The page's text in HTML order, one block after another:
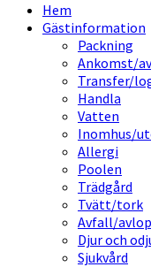
Hem
Gästinformation
Packning
Ankomst/
Transfer/
Handla
Vatten
Inomhus/
Allergi
Poolen
Trädgård
Tvätt/tork
Avfall/
Djur och
Sjukvård